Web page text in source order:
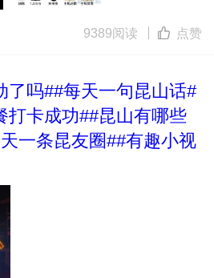
9389阅读 点赞
了吗##每天一句昆山话#
打卡成功##昆山有哪些
一条昆友圈##有趣小视
话总结你的假期生活#